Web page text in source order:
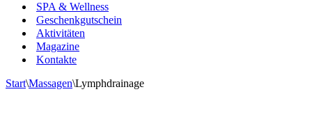
SPA & Wellness
Geschenkgutschein
Aktivitäten
Magazine
Kontakte
Start\Massagen\Lymphdrainage